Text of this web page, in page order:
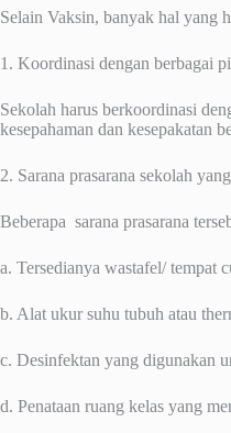
Selain Vaksin, banyak hal yang
1. Koordinasi dengan berbagai
Sekolah harus berkoordinasi
kesepahaman dan kesepakatan
2. Sarana prasarana sekolah
Beberapa sarana prasarana
a. Tersedianya wastafel/ tempat
b. Alat ukur suhu tubuh atau
c. Desinfektan yang digunakan
d. Penataan ruang kelas yang